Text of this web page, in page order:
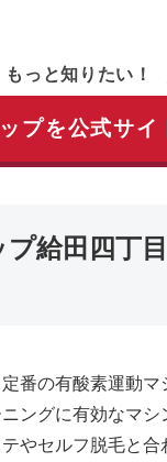
もっと知りたい！
プを公式サイ
給田四丁
番の有酸素運動マ
ングに有効なマシ
やセルフ脱毛と合